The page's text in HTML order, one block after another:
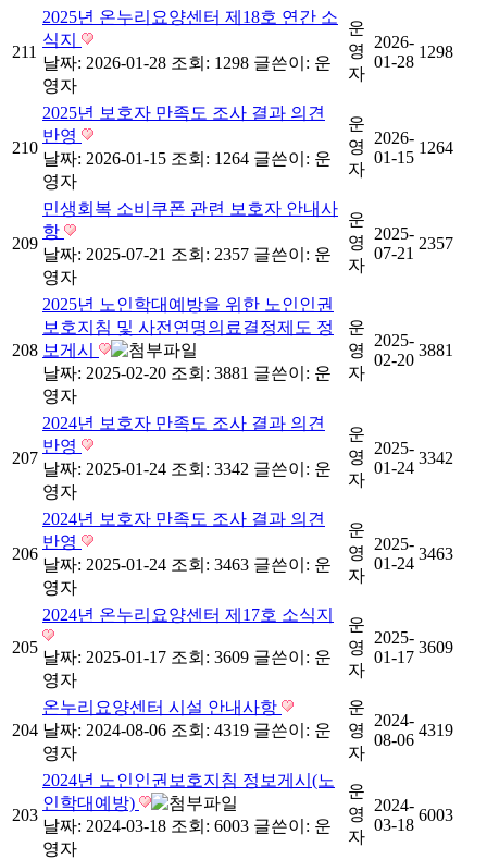
211
2025년 온누리요양센터 제18호 연간 소
식지
날짜: 2026-01-28 조회: 1298 글쓴이: 운
영자
운
영
자
2026-
01-28
1298
210
2025년 보호자 만족도 조사 결과 의견
반영
날짜: 2026-01-15 조회: 1264 글쓴이: 운
영자
운
영
자
2026-
01-15
1264
209
민생회복 소비쿠폰 관련 보호자 안내사
항
날짜: 2025-07-21 조회: 2357 글쓴이: 운
영자
운
영
자
2025-
07-21
2357
208
2025년 노인학대예방을 위한 노인인권
보호지침 및 사전연명의료결정제도 정
보게시
날짜: 2025-02-20 조회: 3881 글쓴이: 운
영자
운
영
자
2025-
02-20
3881
207
2024년 보호자 만족도 조사 결과 의견
반영
날짜: 2025-01-24 조회: 3342 글쓴이: 운
영자
운
영
자
2025-
01-24
3342
206
2024년 보호자 만족도 조사 결과 의견
반영
날짜: 2025-01-24 조회: 3463 글쓴이: 운
영자
운
영
자
2025-
01-24
3463
205
2024년 온누리요양센터 제17호 소식지
날짜: 2025-01-17 조회: 3609 글쓴이: 운
영자
운
영
자
2025-
01-17
3609
204
온누리요양센터 시설 안내사항
날짜: 2024-08-06 조회: 4319 글쓴이: 운
영자
운
영
자
2024-
08-06
4319
203
2024년 노인인권보호지침 정보게시(노
인학대예방)
날짜: 2024-03-18 조회: 6003 글쓴이: 운
영자
운
영
자
2024-
03-18
6003